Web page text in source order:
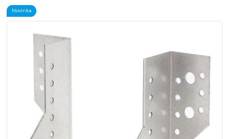
Novinka